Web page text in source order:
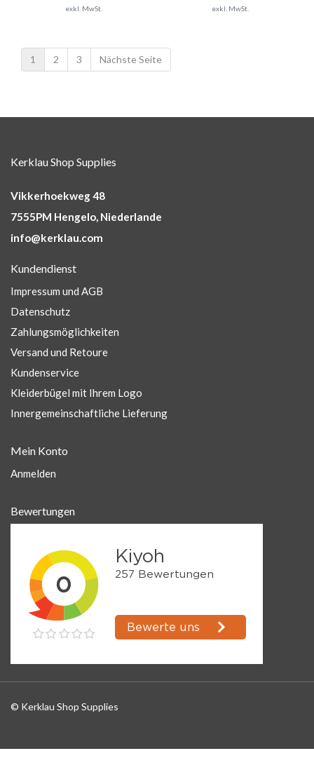
exkl. MwSt. exkl. MwSt.
1 2 3 Nächste Seite
Kerklau Shop Supplies
Vikkerhoekweg 48
7555PM Hengelo, Niederlande
info@kerklau.com
Kundendienst
Impressum und AGB
Datenschutz
Zahlungsmöglichkeiten
Versand und Retoure
Kundenservice
Kleiderbügel mit Ihrem Logo
Innergemeinschaftliche Lieferung
Mein Konto
Anmelden
Bewertungen
© Kerklau Shop Supplies